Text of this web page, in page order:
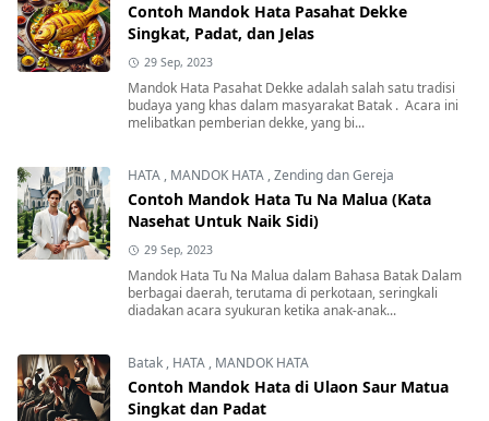
Contoh Mandok Hata Pasahat Dekke
Singkat, Padat, dan Jelas
29 Sep, 2023
Mandok Hata Pasahat Dekke adalah salah satu tradisi
budaya yang khas dalam masyarakat Batak . Acara ini
melibatkan pemberian dekke, yang bi...
HATA , MANDOK HATA ,Zending dan Gereja
Contoh Mandok Hata Tu Na Malua (Kata
Nasehat Untuk Naik Sidi)
29 Sep, 2023
Mandok Hata Tu Na Malua dalam Bahasa Batak Dalam
berbagai daerah, terutama di perkotaan, seringkali
diadakan acara syukuran ketika anak-anak...
Batak , HATA , MANDOK HATA
Contoh Mandok Hata di Ulaon Saur Matua
Singkat dan Padat